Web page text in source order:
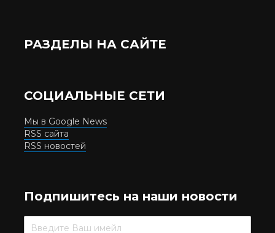
РАЗДЕЛЫ НА САЙТЕ
СОЦИАЛЬНЫЕ СЕТИ
Мы в Google News
RSS сайта
RSS новостей
Подпишитесь на наши новости